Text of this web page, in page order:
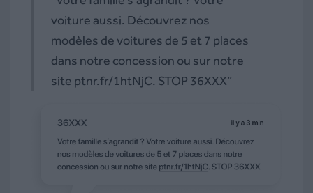
voiture aussi. Découvrez nos
modèles de voitures de 5 et 7 places
dans notre concession ou sur notre
site ptnr.fr/1htNjC. STOP 36XXX”